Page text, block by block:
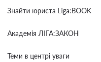
Знайти юриста Liga:BOOK
Академія ЛІГА:ЗАКОН
Теми в центрі уваги